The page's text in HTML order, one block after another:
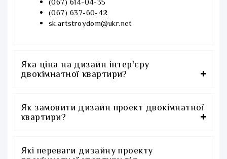
(067) 614-04-35
(067) 637-60-42
sk.artstroydom@ukr.net
Яка ціна на дизайн інтер'єру
двокімнатної квартири?
Як замовити дизайн проект двокімнатної
квартири?
Які переваги дизайну проекту